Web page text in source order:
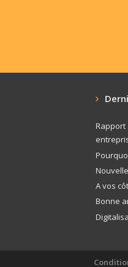
Rapport
A vos
Bonne